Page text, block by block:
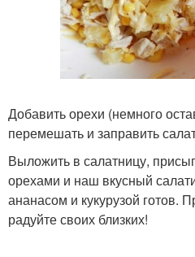
Добавить орехи (немного
перемешать и заправить
Выложить в салатницу,
орехами и наш вкусный
ананасом и кукурузой готов.
радуйте своих близких!